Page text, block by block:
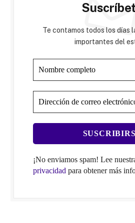
Te contamos todos los días
importantes del
¡No enviamos spam! Lee
privacidadpara obtener más